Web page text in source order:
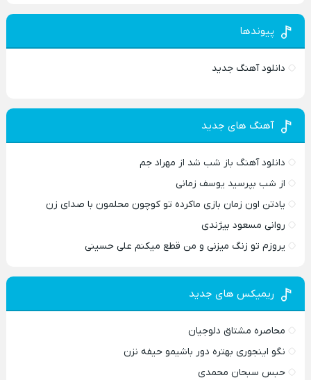
پیوندها
دانلود آهنگ جدید
آهنگ های جدید
دانلود آهنگ باز شب شد از مهراد جم
از شب بپرسید یوسف زمانی
یادتن اون زمان بازی ماکرده تو کوچون محلمون با صدای زن
روانی مسعود بیژندی
یروزم تو زنگ میزنی و من قطع میکنم علی حسینی
ریمیکس های جدید
محاصره مشتاق دلوجیان
نگو اینجوری بهتره دور باشیمو حیفه نزن
حبس سبحان محمدی